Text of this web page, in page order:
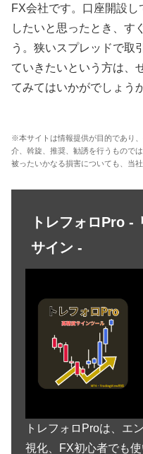
FX会社です。口座開設し
したいと思ったとき、す
う。狭いスプレッドで取
ていきたいという方は、
てみてはいかがでしょう
※本サイトは情報提供が目的であり
介、斡旋、推奨、勧誘を行うもので
被ったいかなる損害についても、当
トレフォロPro -
サイン -
トレフォロProは、エ
視化、FX初心者でも